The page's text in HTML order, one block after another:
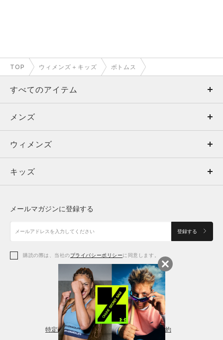
TOP ウィメンズ＋キッズ ボトムス
すべてのアイテム
メンズ
ウィメンズ
キッズ
アクセサリー
メンズ
トップス
ボトムス
アクセサリー
ウィメンズ
トップス
シューズ
アクセサリー
レギンス＆タイツ
キッズ
シューズ
メールマガジンに登録する
登録する
購読の際は、当社のプライバシーポリシーに同意します。
特定商取引法に基づく通販の表記 会員規約